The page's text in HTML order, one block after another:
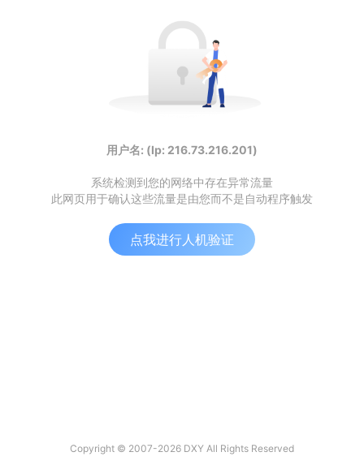
用户名: (Ip: 216.73.216.201)
系统检测到您的网络中存在异常流量
此网页用于确认这些流量是由您而不是自动程序触发
点我进行人机验证
Copyright © 2007-2026 DXY All Rights Reserved